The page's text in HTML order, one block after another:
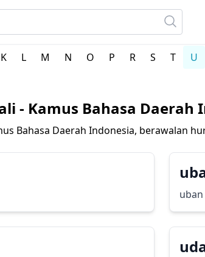
K L M N O P R S T U
- Kamus Bahasa Daerah
Bahasa Daerah Indonesia, berawalan
uban